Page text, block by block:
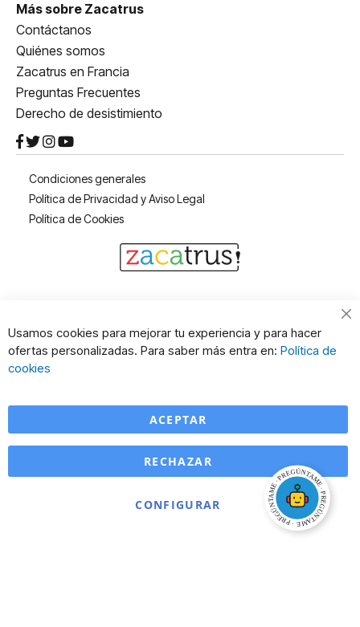
Más sobre Zacatrus
Contáctanos
Quiénes somos
Zacatrus en Francia
Preguntas Frecuentes
Derecho de desistimiento
Condiciones generales
Política de Privacidad y Aviso Legal
Política de Cookies
Usamos cookies para mejorar tu experiencia y para hacer
ofertas personalizadas. Para saber más entra en: Política de
cookies
ACEPTAR
CONFIGURAR
RECHAZAR